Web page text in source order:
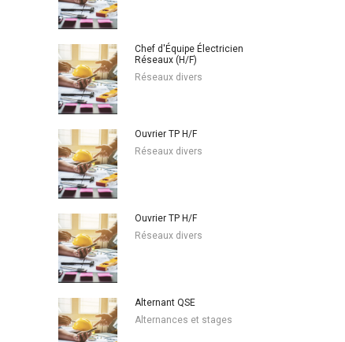
Chef d'Équipe Électricien
Réseaux (H/F)
Réseaux divers
Ouvrier TP H/F
Réseaux divers
Ouvrier TP H/F
Réseaux divers
Alternant QSE
Alternances et stages